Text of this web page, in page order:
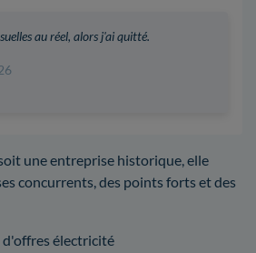
au réel, alors j'ai quitté.
une entreprise historique, elle
concurrents, des points forts et des
électricité